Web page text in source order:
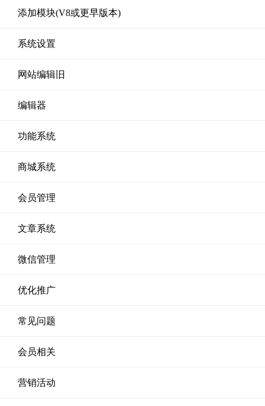
添加模块(V8或更早版本)
系统设置
网站编辑旧
编辑器
功能系统
商城系统
会员管理
文章系统
微信管理
优化推广
常见问题
会员相关
营销活动